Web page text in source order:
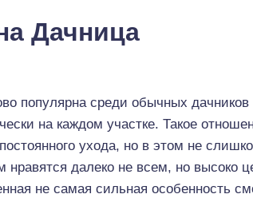
Дачница
популярна среди обычных
на каждом участке. Такое
ухода, но в этом не
нравятся далеко не всем, но высоко
не самая сильная особенность